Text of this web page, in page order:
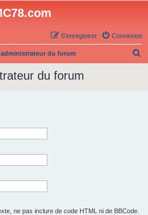
Connexion
S’enregistrer
du forum
du forum
ne pas inclure de code HTML ni de BBCode.